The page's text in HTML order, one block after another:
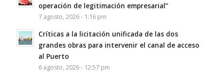
operación de legitimación empresarial”
7 agosto, 2026 - 1:16 pm
Críticas a la licitación unificada de las dos
grandes obras para intervenir el canal de acceso
al Puerto
6 agosto, 2026 - 12:57 pm